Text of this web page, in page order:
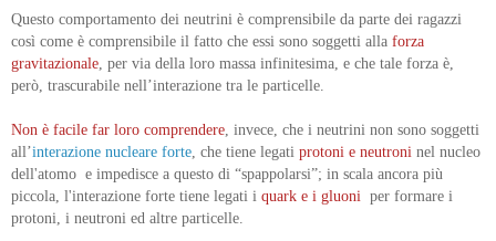
Questo comportamento dei neutrini è comprensibile da parte dei ragazzi
così come è comprensibile il fatto che essi sono soggetti alla forza
gravitazionale , per via della loro massa infinitesima, e che tale forza è,
però, trascurabile nell’interazione tra le particelle.
Non è facile far loro comprendere , invece, che i neutrini non sono soggetti
all’interazione nucleare forte , che tiene legati protoni e neutroni nel nucleo
dell'atomo e impedisce a questo di “spappolarsi”; in scala ancora più
piccola, l'interazione forte tiene legati i quark e i gluoni per formare i
protoni, i neutroni ed altre particelle.